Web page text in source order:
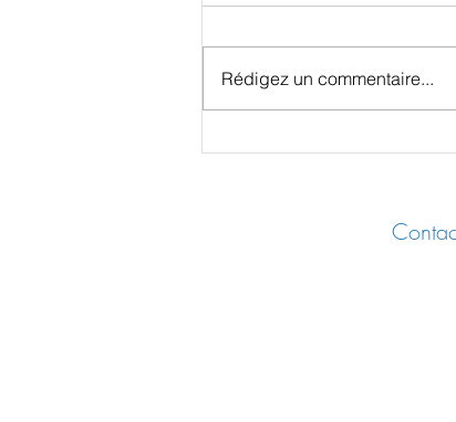
L’Union Européenne du
Rédigez un commentaire...